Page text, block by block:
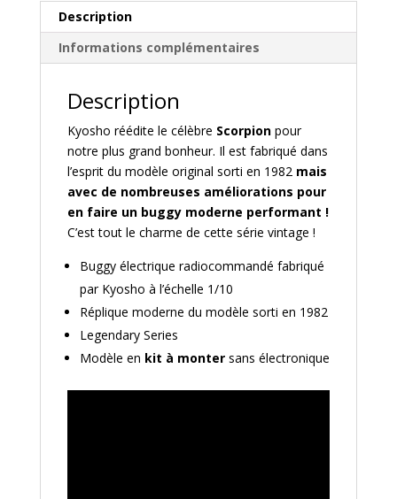
K.30613
Description
Informations complémentaires
Description
Kyosho réédite le célèbre Scorpionpour
notre plus grand bonheur. Il est fabriqué dans
l’esprit du modèle original sorti en 1982 mais
avec de nombreuses améliorations pour
en faire un buggy moderne performant !
C’est tout le charme de cette série vintage !
Buggy électrique radiocommandé fabriqué
par Kyosho à l’échelle 1/10
Réplique moderne du modèle sorti en 1982
Legendary Series
Modèle en kit à montersans électronique